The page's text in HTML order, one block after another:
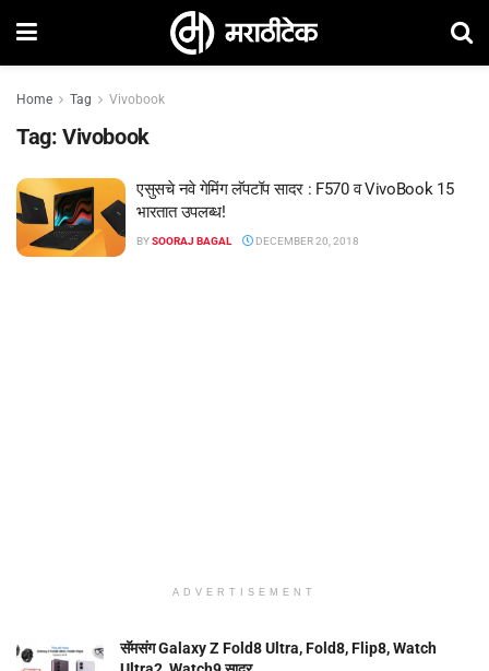
Home Tag Vivobook
Tag: Vivobook
एसुसचे नवे गेमिंग लॅपटॉप सादर : F570 व VivoBook 15
भारतात उपलब्ध!
BYSOORAJ BAGAL DECEMBER 20, 2018
ADVERTISEMENT
सॅमसंग Galaxy Z Fold8 Ultra, Fold8, Flip8, Watch